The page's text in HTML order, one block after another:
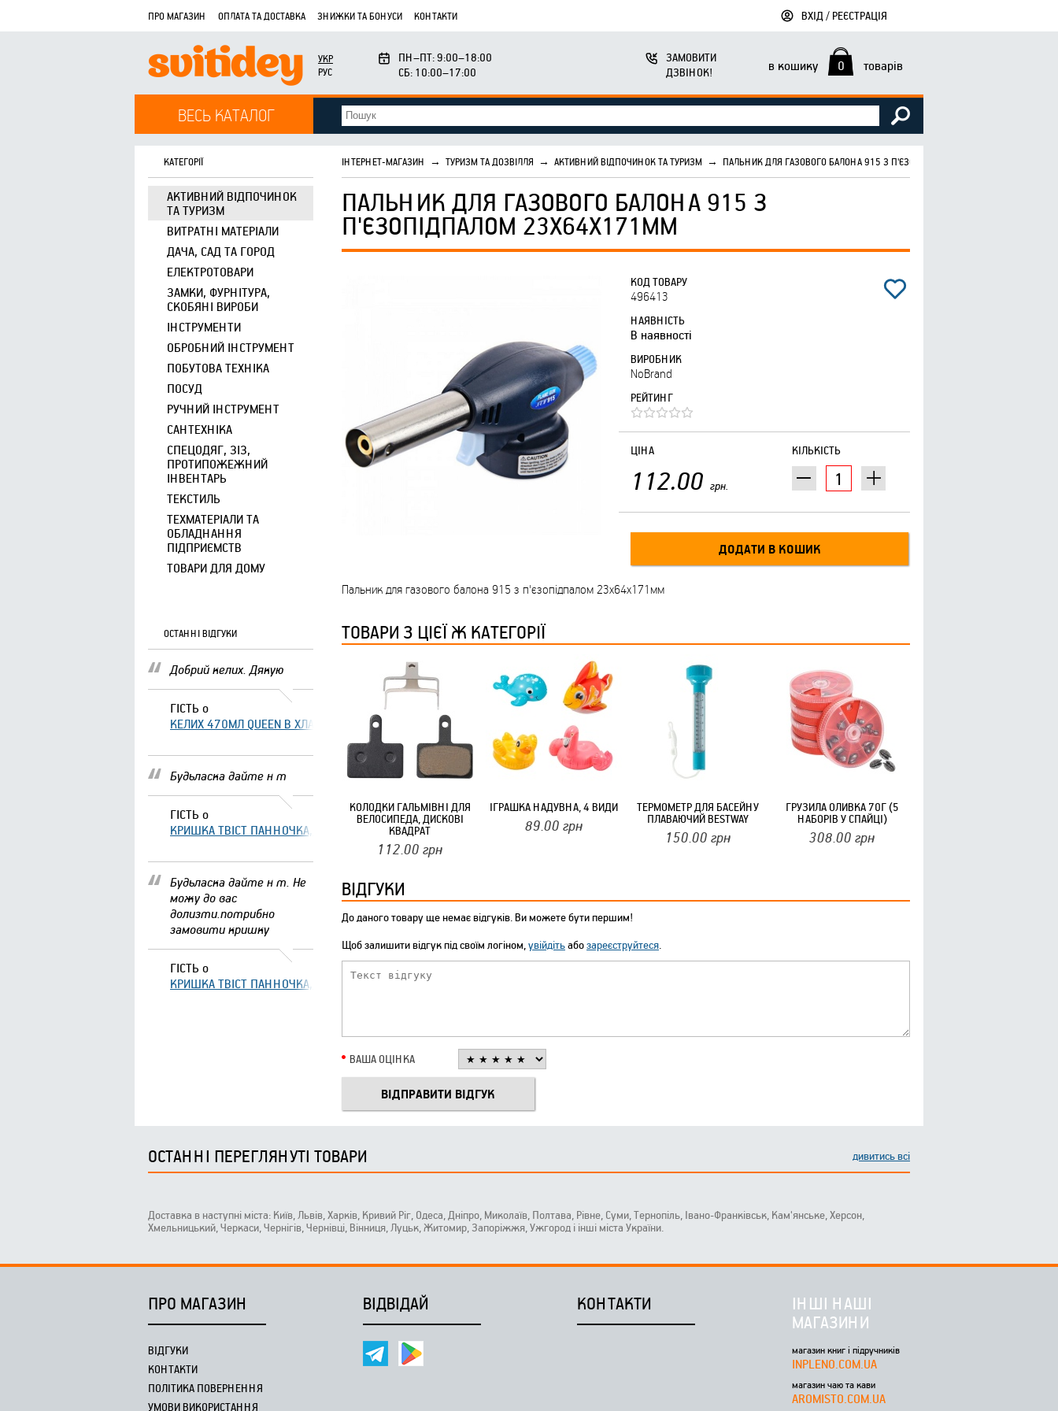
ПРО МАГАЗИН ОПЛАТА ТА ДОСТАВКА ЗНИЖКИ ТА БОНУСИ КОНТАКТИ ВХІД / РЕЄСТРАЦІЯ
УКР
РУС
ПН–ПТ: 9:00–18:00
СБ: 10:00–17:00
ЗАМОВИТИ
ДЗВІНОК!
в кошику 0 товарів
ВЕСЬ КАТАЛОГ
КАТЕГОРІЇ
АКТИВНИЙ ВІДПОЧИНОК
ТА ТУРИЗМ
ВИТРАТНІ МАТЕРІАЛИ
ДАЧА, САД ТА ГОРОД
ЕЛЕКТРОТОВАРИ
ЗАМКИ, ФУРНІТУРА,
СКОБЯНІ ВИРОБИ
ІНСТРУМЕНТИ
ОБРОБНИЙ ІНСТРУМЕНТ
ПОБУТОВА ТЕХНІКА
ПОСУД
РУЧНИЙ ІНСТРУМЕНТ
САНТЕХНІКА
СПЕЦОДЯГ, ЗІЗ,
ПРОТИПОЖЕЖНИЙ
ІНВЕНТАРЬ
ТЕКСТИЛЬ
ТЕХМАТЕРІАЛИ ТА
ОБЛАДНАННЯ
ПІДПРИЄМСТВ
ТОВАРИ ДЛЯ ДОМУ
ОСТАННІ ВІДГУКИ
Добрий келих. Дякую
ГІСТЬ о
КЕЛИХ 470МЛ QUEEN В ХЛАМІНГО ТМ FARGLASS
Будьласка дайте н т
ГІСТЬ о
КРИШКА ТВІСТ ПАННОЧКА, ЩО ЗАКРУЧУЄТЬСЯ КОТИКИ (20ШТ/УП) ОФФ 82 ПАННОЧКА
Будьласка дайте н т. Не
можу до вас
долизти.потрибно
замовити кришку
ГІСТЬ о
КРИШКА ТВІСТ ПАННОЧКА, ЩО ЗАКРУЧУЄТЬСЯ КОТИКИ (20ШТ/УП) ОФФ 82 ПАННОЧКА
ІНТЕРНЕТ-МАГАЗИН → ТУРИЗМ ТА ДОЗВІЛЛЯ → АКТИВНИЙ ВІДПОЧИНОК ТА ТУРИЗМ → ПАЛЬНИК ДЛЯ ГАЗОВОГО БАЛОНА 915 З П'ЄЗОПІДПАЛОМ 23Х64Х171ММ
ПАЛЬНИК ДЛЯ ГАЗОВОГО БАЛОНА 915 З
П'ЄЗОПІДПАЛОМ 23Х64Х171ММ
КОД ТОВАРУ
496413
НАЯВНІСТЬ
В наявності
ВИРОБНИК
NoBrand
РЕЙТИНГ
КІЛЬКІСТЬ
ЦІНА
112.00 грн.
Пальник для газового балона 915 з п'єзопідпалом 23х64х171мм
ТОВАРИ З ЦІЄЇ Ж КАТЕГОРІЇ
КОЛОДКИ ГАЛЬМІВНІ ДЛЯ
ВЕЛОСИПЕДА, ДИСКОВІ
КВАДРАТ
112.00 грн
ІГРАШКА НАДУВНА, 4 ВИДИ
89.00 грн
ТЕРМОМЕТР ДЛЯ БАСЕЙНУ
ПЛАВАЮЧИЙ BESTWAY
150.00 грн
ГРУЗИЛА ОЛИВКА 70Г (5
НАБОРІВ У СПАЙЦІ)
308.00 грн
ВІДГУКИ
До даного товару ще немає відгуків. Ви можете бути першим!
Щоб залишити відгук під своїм логіном,увійдітьабозареєструйтеся.
ВАША ОЦІНКА
ОСТАННІ ПЕРЕГЛЯНУТІ ТОВАРИ дивитись всі
Доставка в наступні міста: Київ, Львів, Харків, Кривий Ріг, Одеса, Дніпро, Миколаїв, Полтава, Рівне, Суми, Тернопіль, Івано-Франківськ, Кам'янське, Херсон,
Хмельницький, Черкаси, Чернігів, Чернівці, Вінниця, Луцьк, Житомир, Запоріжжя, Ужгород і інші міста України.
ПРО МАГАЗИН
ВІДГУКИ
КОНТАКТИ
ПОЛІТИКА ПОВЕРНЕННЯ
УМОВИ ВИКОРИСТАННЯ
ВІДВІДАЙ КОНТАКТИ
ІНШІ НАШІ
МАГАЗИНИ
магазин книг і підручників
INPLENO.COM.UA
магазин чаю та кави
AROMISTO.COM.UA